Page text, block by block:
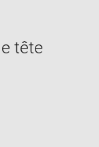
tête